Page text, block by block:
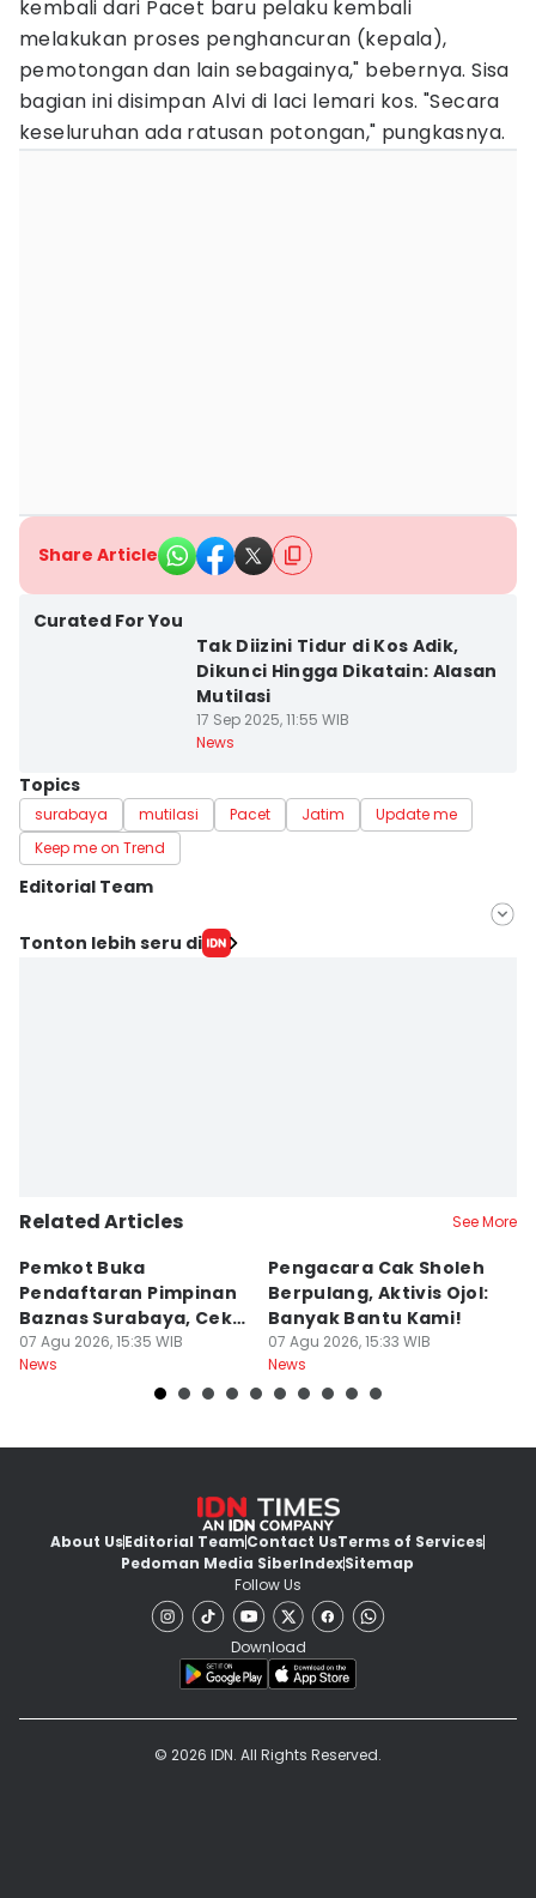
kembali dari Pacet baru pelaku kembali
melakukan proses penghancuran (kepala),
pemotongan dan lain sebagainya," bebernya. Sisa
bagian ini disimpan Alvi di laci lemari kos. "Secara
keseluruhan ada ratusan potongan," pungkasnya.
Share Article
Curated For You
Tak Diizini Tidur di Kos Adik,
Dikunci Hingga Dikatain: Alasan
Mutilasi
17 Sep 2025, 11:55 WIB
News
Topics
surabaya mutilasi Pacet Jatim
Update me
Keep me on Trend
Editorial Team
Editor
Tonton lebih seru di
Related Articles See More
Pemkot Buka
Pendaftaran Pimpinan
Baznas Surabaya, Cek
Syaratnya
07 Agu 2026, 15:35 WIB
News
Pengacara Cak Sholeh
Berpulang, Aktivis Ojol:
Banyak Bantu Kami!
07 Agu 2026, 15:33 WIB
News
About UsEditorial TeamContact UsTerms of Services
Pedoman Media SiberIndexSitemap
Follow Us
Download
© 2026 IDN. All Rights Reserved.